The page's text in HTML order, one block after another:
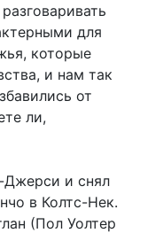
для
которые
и нам так
от
ли,
и снял
в Колтс-Нек.
​​(Пол Уолтер